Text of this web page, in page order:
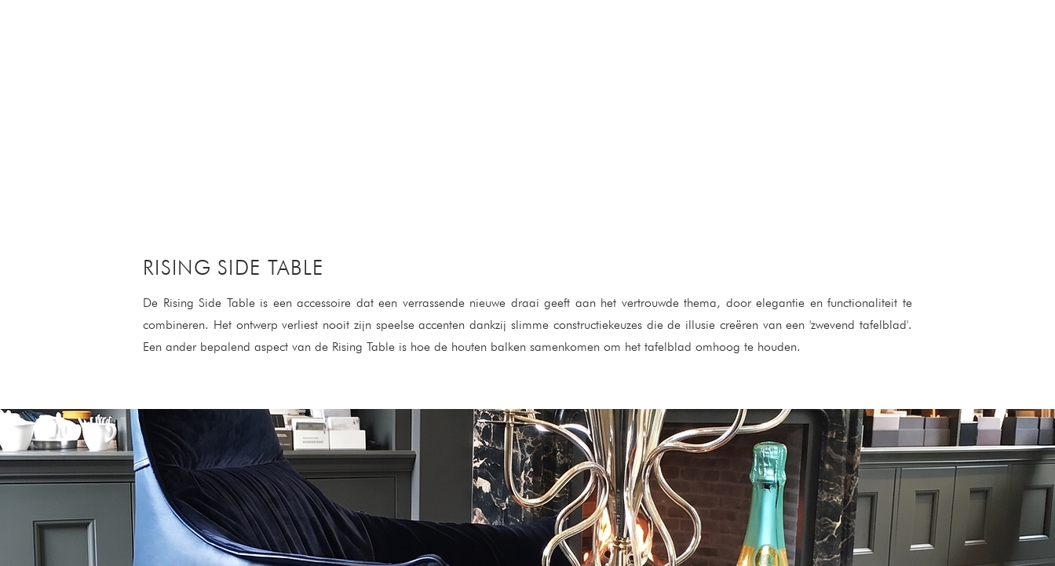
RISING SIDE TABLE
De Rising Side Table is een accessoire dat een verrassende nieuwe draai geeft aan het vertrouwde thema, door elegantie en functionaliteit te
combineren. Het ontwerp verliest nooit zijn speelse accenten dankzij slimme constructiekeuzes die de illusie creëren van een 'zwevend tafelblad'.
Een ander bepalend aspect van de Rising Table is hoe de houten balken samenkomen om het tafelblad omhoog te houden.